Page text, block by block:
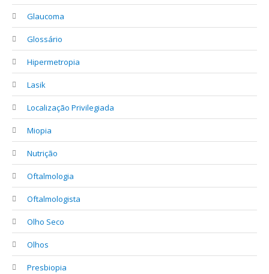
Glaucoma
Glossário
Hipermetropia
Lasik
Localização Privilegiada
Miopia
Nutrição
Oftalmologia
Oftalmologista
Olho Seco
Olhos
Presbiopia